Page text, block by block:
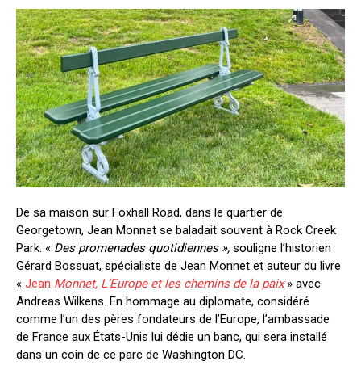
De sa maison sur Foxhall Road, dans le quartier de
Georgetown, Jean Monnet se baladait souvent à Rock Creek
Park. « Des promenades quotidiennes », souligne l’historien
Gérard Bossuat, spécialiste de Jean Monnet et auteur du livre
« Jean Monnet, L’Europe et les chemins de la paix» avec
Andreas Wilkens. En hommage au diplomate, considéré
comme l’un des pères fondateurs de l’Europe, l’ambassade
de France aux États-Unis lui dédie un banc, qui sera installé
dans un coin de ce parc de Washington DC.